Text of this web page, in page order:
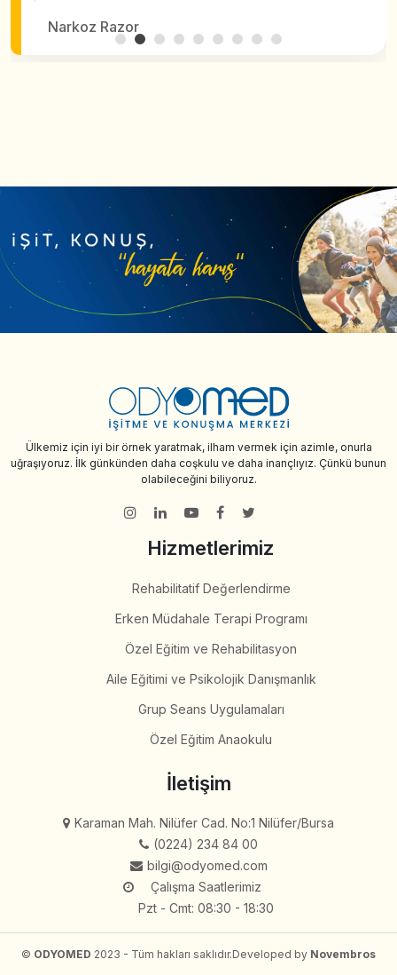
Narkoz Razor
Ülkemiz için iyi bir örnek yaratmak, ilham vermek için azimle, onurla
uğraşıyoruz. İlk günkünden daha coşkulu ve daha inançlıyız. Çünkü bunun
olabileceğini biliyoruz.
Hizmetlerimiz
Rehabilitatif Değerlendirme
Erken Müdahale Terapi Programı
Özel Eğitim ve Rehabilitasyon
Aile Eğitimi ve Psikolojik Danışmanlık
Grup Seans Uygulamaları
Özel Eğitim Anaokulu
İletişim
Karaman Mah. Nilüfer Cad. No:1 Nilüfer/Bursa
(0224) 234 84 00
bilgi@odyomed.com
Çalışma Saatlerimiz
Pzt - Cmt: 08:30 - 18:30